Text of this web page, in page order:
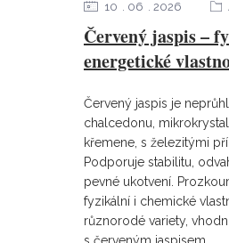
Červený jaspis –
energetické
10 06 2026
Červený jaspis je
chalcedonu,
křemene, s železitými
Podporuje stabilitu,
pevné ukotvení.
fyzikální i chemické
různorodé variety,